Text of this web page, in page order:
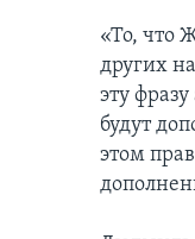
«То, что
других
эту
будут
этом